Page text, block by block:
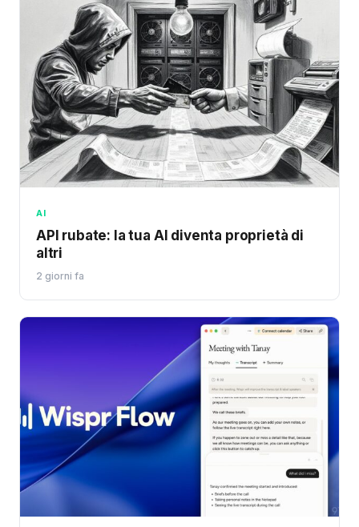
AI
API rubate: la tua AI diventa proprietà di
altri
2 giorni fa